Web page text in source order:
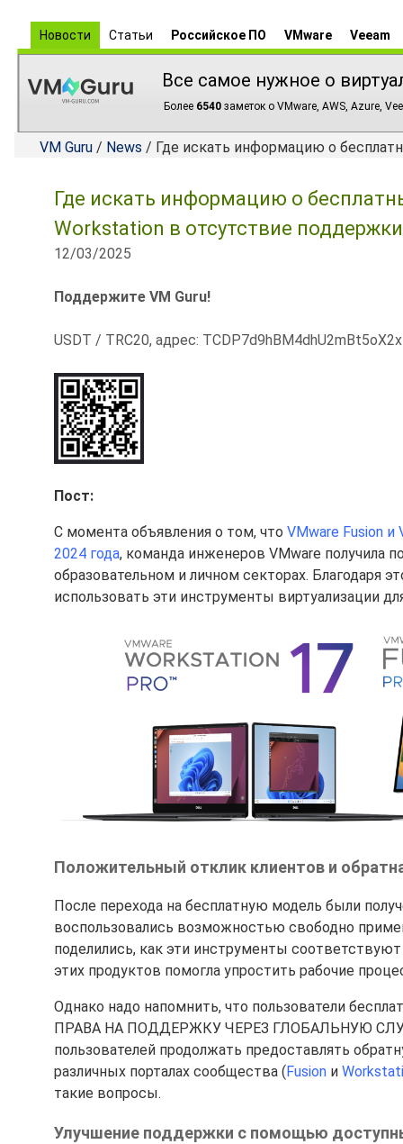
Новости Статьи Российское ПО VMware Veeam
Все самое нужное о
Более 6540 заметок о VMware, AWS, Azure,
VM Guru / News / Где искать информацию о
Где искать информацию о
Workstation в отсутствие
12/03/2025
Поддержите VM Guru!
USDT / TRC20, адрес:
Пост:
С момента объявления о том, что VMware Fusion
2024 года, команда инженеров VMware получила
образовательном и личном секторах. Благодаря
использовать эти инструменты виртуализации
Положительный отклик клиентов и
После перехода на бесплатную модель были
воспользовались возможностью свободно
поделились, как эти инструменты
этих продуктов помогла упростить рабочие
Однако надо напомнить, что пользователи
ПРАВА НА ПОДДЕРЖКУ ЧЕРЕЗ ГЛОБАЛЬНУЮ
пользователей продолжать предоставлять
различных порталах сообщества (Fusion и
такие вопросы.
Улучшение поддержки с помощью